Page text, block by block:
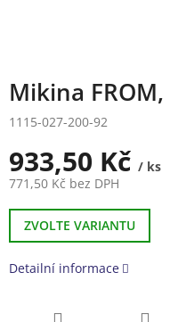
Mikina
1115-027-200-92
933,50 Kč / ks
771,50 Kč bez DPH
Měrná
cena:
ZVOLTE VARIANTU
Detailní informace